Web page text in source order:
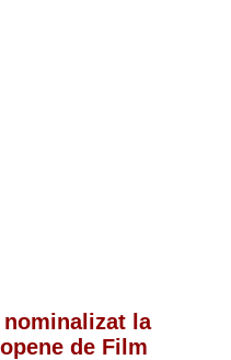
la
de Film